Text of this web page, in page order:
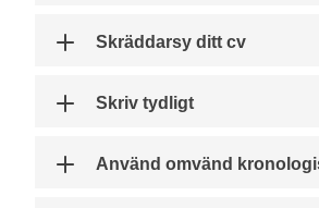
Skräddarsy ditt cv
Skriv tydligt
Använd omvänd